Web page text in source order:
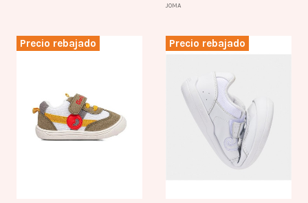
JOMA
Precio rebajado Precio rebajado